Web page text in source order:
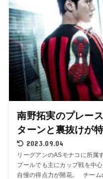
南野拓実のプレー
ターンと裏抜けが
2023.09.04
リーグアンのASモナコに所
プールでも主にカップ戦を中
自慢の得点力が開花。 チーム